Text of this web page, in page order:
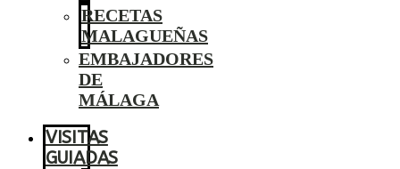
RECETAS
MALAGUEÑAS
EMBAJADORES
DE
MÁLAGA
VISITAS
GUIADAS